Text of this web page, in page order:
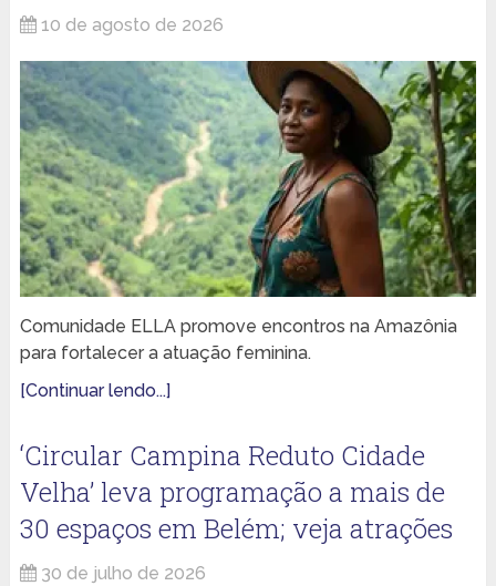
10 de agosto de 2026
Comunidade ELLA promove encontros na Amazônia
para fortalecer a atuação feminina.
[Continuar lendo...]
‘Circular Campina Reduto Cidade
Velha’ leva programação a mais de
30 espaços em Belém; veja atrações
30 de julho de 2026